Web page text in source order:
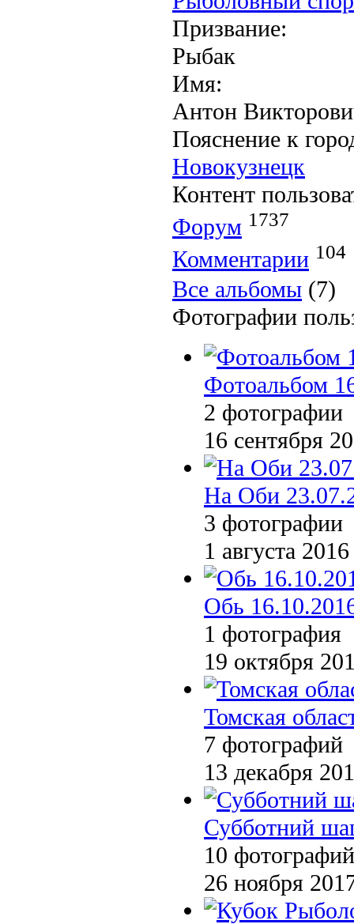
Призвание:
Рыбак
Имя:
Антон
Пояснение к
Новокузнецк
Контент
Форум 1737
Комментарии 104
Все альбомы (7)
Фотографии
Фотоальбом
2 фотографии
16 сентября
На Оби
3 фотографии
1 августа 2016
Обь
1 фотография
19 октября
Томская
7 фотографий
13 декабря
Субботний
10 фотографий
26 ноября